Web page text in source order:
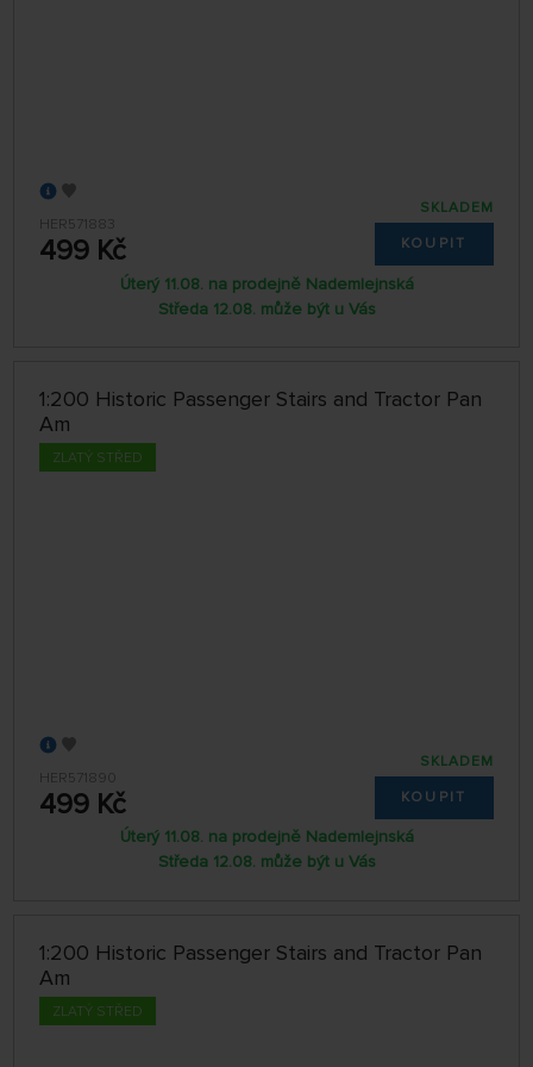
HER571883
499 Kč
SKLADEM
KOUPIT
Úterý 11.08. na prodejně Nademlejnská
Středa 12.08. může být u Vás
1:200 Historic Passenger Stairs and Tractor Pan
Am
ZLATÝ STŘED
HER571890
499 Kč
SKLADEM
KOUPIT
Úterý 11.08. na prodejně Nademlejnská
Středa 12.08. může být u Vás
1:200 Historic Passenger Stairs and Tractor Pan
Am
ZLATÝ STŘED